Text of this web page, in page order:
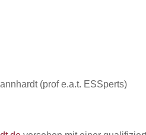
(prof e.a.t. ESSperts)